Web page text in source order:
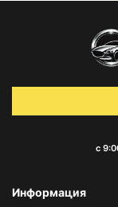
с
Информация